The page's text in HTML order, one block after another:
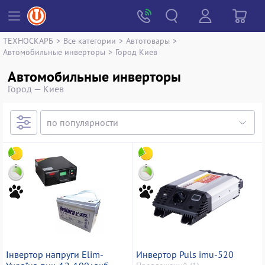
ТЕХНОСКАРБ > Все категории > Автотовары >
Автомобильные инверторы > Город Киев
Автомобильные инверторы
Город — Киев
Інвертор напруги Elim-
Инвертор Puls imu-520